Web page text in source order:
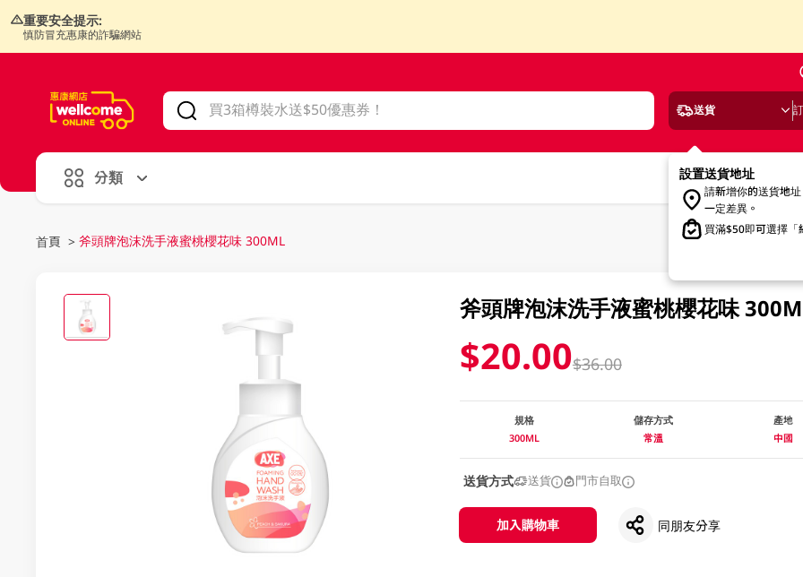
重要安全提示:
慎防冒充惠康的詐騙網站
送貨
設置送貨地址
請新增你的送貨地
一定差異。
買滿$50即可選擇「
分類
首頁 > 斧頭牌泡沫洗手液蜜桃櫻花味 300ML
斧頭牌泡沫洗手液蜜桃櫻花味
$20.00$36.00
規格
300ML
儲存方式
常溫
產地
中國
送貨方式 送貨 門市自取
加入購物車 同朋友分享